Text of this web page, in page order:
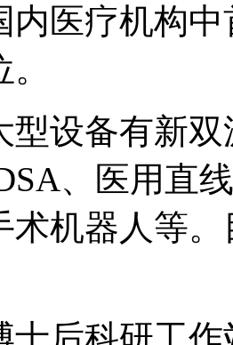
内医疗机构
型设备有新
、医用直
术机器人等
士后科研工